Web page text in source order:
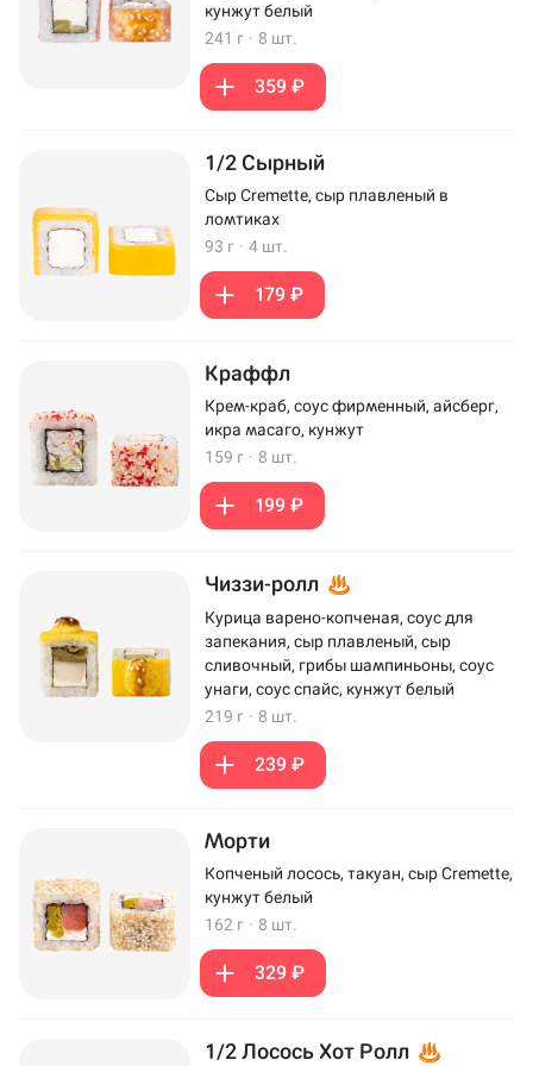
кунжут белый
241 г · 8 шт.
359 ₽
1/2 Сырный
Сыр Cremette, сыр плавленый в
ломтиках
93 г · 4 шт.
179 ₽
Краффл
Крем-краб, соус фирменный, айсберг,
икра масаго, кунжут
159 г · 8 шт.
199 ₽
Чиззи-ролл
Курица варено-копченая, соус для
запекания, сыр плавленый, сыр
сливочный, грибы шампиньоны, соус
унаги, соус спайс, кунжут белый
219 г · 8 шт.
239 ₽
Морти
Копченый лосось, такуан, сыр Cremette,
кунжут белый
162 г · 8 шт.
329 ₽
1/2 Лосось Хот Ролл